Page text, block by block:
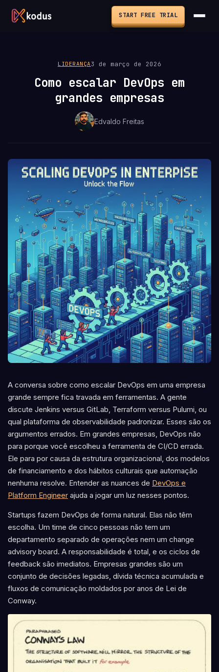
START FREE TRIAL
LIDERANÇA 3 de março de 2026
Como escalar DevOps em
grandes empresas
Edvaldo Freitas
A conversa sobre como escalar DevOps em uma empresa
grande sempre fica travada em ferramentas. A gente
discute Jenkins versus GitLab, Terraform versus Pulumi, ou
qual plataforma de observabilidade padronizar. Esses são os
argumentos errados. Em grandes empresas, DevOps não
para porque você escolheu a ferramenta de CI/CD errada.
Ele para por causa da estrutura organizacional, dos modelos
de financiamento e dos hábitos culturais que automação
nenhuma resolve. Entender as nuances de DevOps e
Platform Engineer ajuda a jogar um luz nesses pontos.
Startups fazem DevOps de forma natural. Elas não têm
escolha. Um time de cinco pessoas não tem um
departamento separado de operações nem um change
advisory board. A responsabilidade é total, e os ciclos de
feedback são imediatos. Empresas grandes são um
conjunto de decisões legadas, dívida técnica acumulada e
fluxos de comunicação moldados por anos de Lei de
Conway.